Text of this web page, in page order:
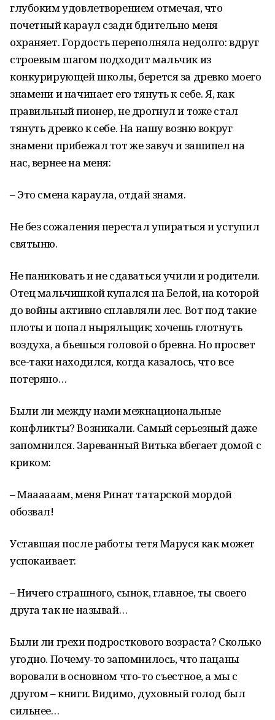
глубоким удовлетворением отмечая, что
почетный караул сзади бдительно меня
охраняет. Гордость переполняла недолго: вдруг
строевым шагом подходит мальчик из
конкурирующей школы, берется за древко моего
знамени и начинает его тянуть к себе. Я, как
правильный пионер, не дрогнул и тоже стал
тянуть древко к себе. На нашу возню вокруг
знамени прибежал тот же завуч и зашипел на
нас, вернее на меня:
– Это смена караула, отдай знамя.
Не без сожаления перестал упираться и уступил
святыню.
Не паниковать и не сдаваться учили и родители.
Отец мальчишкой купался на Белой, на которой
до войны активно сплавляли лес. Вот под такие
плоты и попал ныряльщик; хочешь глотнуть
воздуха, а бьешься головой о бревна. Но просвет
все-таки находился, когда казалось, что все
потеряно…
Были ли между нами межнациональные
конфликты? Возникали. Самый серьезный даже
запомнился. Зареванный Витька вбегает домой с
криком:
– Маааааам, меня Ринат татарской мордой
обозвал!
Уставшая после работы тетя Маруся как может
успокаивает:
– Ничего страшного, сынок, главное, ты своего
друга так не называй…
Были ли грехи подросткового возраста? Сколько
угодно. Почему-то запомнилось, что пацаны
воровали в основном что-то съестное, а мы с
другом – книги. Видимо, духовный голод был
сильнее…